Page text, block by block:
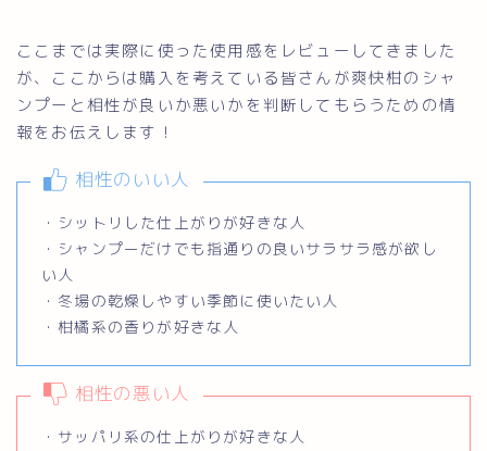
ここまでは実際に使った使用感をレビューしてきました
が、ここからは購入を考えている皆さんが爽快柑のシャ
ンプーと相性が良いか悪いかを判断してもらうための情
報をお伝えします！
相性のいい人
・シットリした仕上がりが好きな人
・シャンプーだけでも指通りの良いサラサラ感が欲し
い人
・冬場の乾燥しやすい季節に使いたい人
・柑橘系の香りが好きな人
相性の悪い人
・サッパリ系の仕上がりが好きな人